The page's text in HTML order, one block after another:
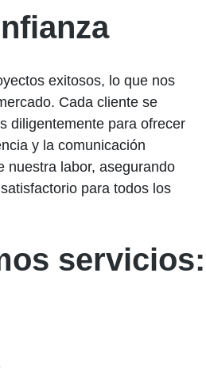
exitosos, lo que nos
Cada cliente se
diligentemente para ofrecer
y la comunicación
nuestra labor, asegurando
para todos los
servicios: